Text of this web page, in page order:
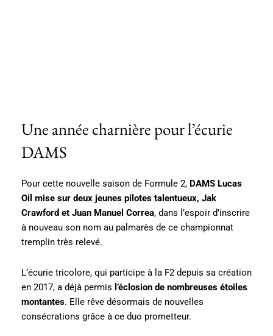
Une année charnière pour l’écurie
DAMS
Pour cette nouvelle saison de Formule 2, DAMS Lucas
Oil mise sur deux jeunes pilotes talentueux, Jak
Crawford et Juan Manuel Correa, dans l’espoir d’inscrire
à nouveau son nom au palmarès de ce championnat
tremplin très relevé.
L’écurie tricolore, qui participe à la F2 depuis sa création
en 2017, a déjà permis l’éclosion de nombreuses étoiles
montantes. Elle rêve désormais de nouvelles
consécrations grâce à ce duo prometteur.